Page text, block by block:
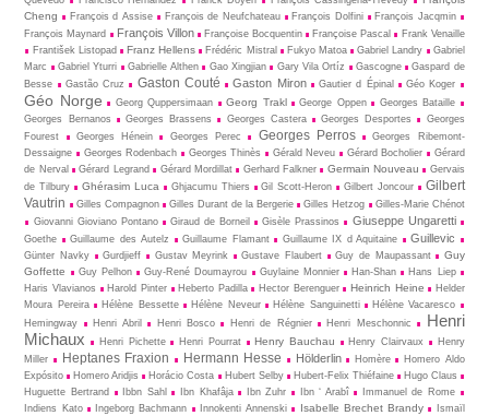
Cheng
François d Assise François de Neufchateau François Dolfini
François Jacqmin
François Maynard
François Villon Françoise Bocquentin Françoise Pascal
Frank Venaille
František Listopad
Franz Hellens Frédéric Mistral Fukyo Matoa Gabriel Landry
Gabriel
Marc
Gabriel Yturri Gabrielle Althen Gao Xingjian Gary Vila Ortíz Gascogne
Gaspard de
Besse
Gastão Cruz Gaston Couté Gaston Miron Gautier d Épinal Géo Koger
Géo Norge Georg Quppersimaan Georg Trakl George Oppen
Georges Bataille
Georges Bernanos
Georges Brassens Georges Castera Georges Desportes
Georges
Fourest
Georges Hénein Georges Perec Georges Perros
Georges Ribemont-
Dessaigne
Georges Rodenbach Georges Thinès Gérald Neveu Gérard Bocholier
Gérard
de Nerval
Gérard Legrand Gérard Mordillat Gerhard Falkner Germain Nouveau
Gervais
de Tilbury
Ghérasim Luca Ghjacumu Thiers Gil Scott-Heron Gilbert Joncour
Gilbert
Vautrin
Gilles Compagnon Gilles Durant de la Bergerie Gilles Hetzog
Gilles-Marie Chénot
Giovanni Gioviano Pontano
Giraud de Borneil Gisèle Prassinos Giuseppe Ungaretti
Goethe Guillaume des Autelz Guillaume Flamant Guillaume IX d Aquitaine Guillevic
Günter Navky Gurdjieff Gustav Meyrink Gustave Flaubert Guy de Maupassant
Guy
Goffette
Guy Pelhon Guy-René Dou­may­rou Guylaine Monnier Han-Shan
Hans Liep
Haris Vlavianos
Harold Pinter Heberto Padilla Hector Berenguer Heinrich Heine
Helder
Moura Pereira
Hélène Bessette Hélène Neveur Hélène Sanguinetti
Hélène Vacaresco
Hemingway
Henri Abril Henri Bosco Henri de Régnier Henri Meschonnic
Henri
Michaux
Henri Pichette Henri Pourrat Henry Bauchau Henry Clairvaux
Henry
Miller
Heptanes Fraxion Hermann Hesse Hölderlin Homère
Homero Aldo
Expósito
Homero Aridjis Horácio Costa Hubert Selby Hubert-Felix Thiéfaine
Hugo Claus
Huguette Bertrand
Ibbn Sahl Ibn Khafâja Ibn Zuhr Ibn ‘ Arabî
Immanuel de Rome
Indiens Kato
Ingeborg Bachmann Innokenti Annenski Isabelle Brechet Brandy
Ismaïl